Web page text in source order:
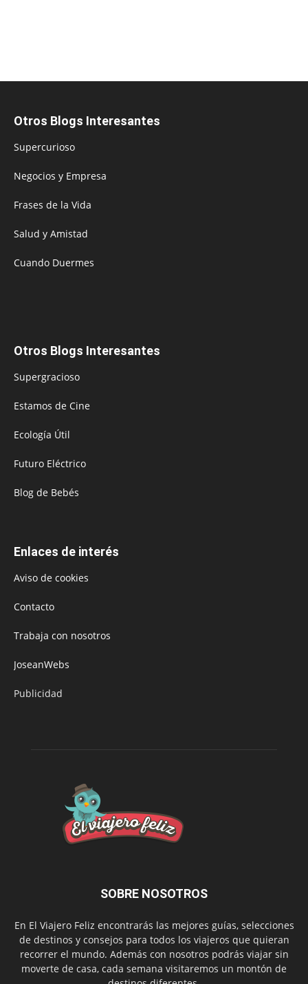
Otros Blogs Interesantes
Supercurioso
Negocios y Empresa
Frases de la Vida
Salud y Amistad
Cuando Duermes
Otros Blogs Interesantes
Supergracioso
Estamos de Cine
Ecología Útil
Futuro Eléctrico
Blog de Bebés
Enlaces de interés
Aviso de cookies
Contacto
Trabaja con nosotros
JoseanWebs
Publicidad
SOBRE NOSOTROS
En El Viajero Feliz encontrarás las mejores guías, selecciones
de destinos y consejos para todos los viajeros que quieran
recorrer el mundo. Además con nosotros podrás viajar sin
moverte de casa, cada semana visitaremos un montón de